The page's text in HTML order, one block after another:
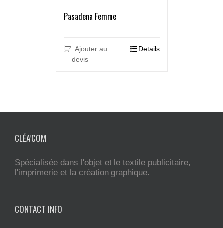
Pasadena Femme
Ajouter au
devis
Details
CLÉA’COM
Spécialisée dans l'objet et le textile publicitaire,
l'imprimerie et la création graphique.
CONTACT INFO